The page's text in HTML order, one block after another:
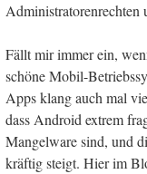
Administratorenrechten
Fällt mir immer ein,
schöne Mobil-
Apps klang auch mal
dass Android extrem
Mangelware sind, und
kräftig steigt. Hier im